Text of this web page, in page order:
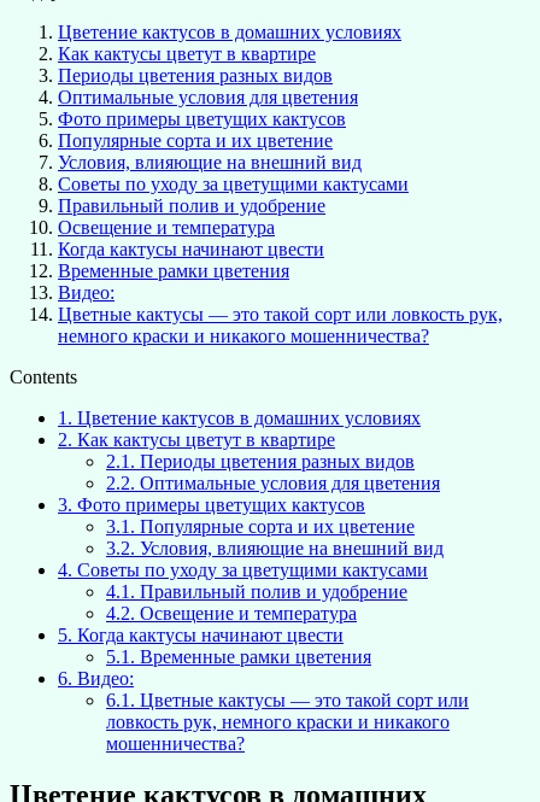
Цветение кактусов в домашних условиях
Как кактусы цветут в квартире
Периоды цветения разных видов
Оптимальные условия для цветения
Фото примеры цветущих кактусов
Популярные сорта и их цветение
Условия, влияющие на внешний вид
Советы по уходу за цветущими кактусами
Правильный полив и удобрение
Освещение и температура
Когда кактусы начинают цвести
Временные рамки цветения
Видео:
Цветные кактусы — это такой сорт или ловкость рук,
немного краски и никакого мошенничества?
Contents
1. Цветение кактусов в домашних условиях
2. Как кактусы цветут в квартире
2.1. Периоды цветения разных видов
2.2. Оптимальные условия для цветения
3. Фото примеры цветущих кактусов
3.1. Популярные сорта и их цветение
3.2. Условия, влияющие на внешний вид
4. Советы по уходу за цветущими кактусами
4.1. Правильный полив и удобрение
4.2. Освещение и температура
5. Когда кактусы начинают цвести
5.1. Временные рамки цветения
6. Видео:
6.1. Цветные кактусы — это такой сорт или
ловкость рук, немного краски и никакого
мошенничества?
Цветение кактусов в домашних